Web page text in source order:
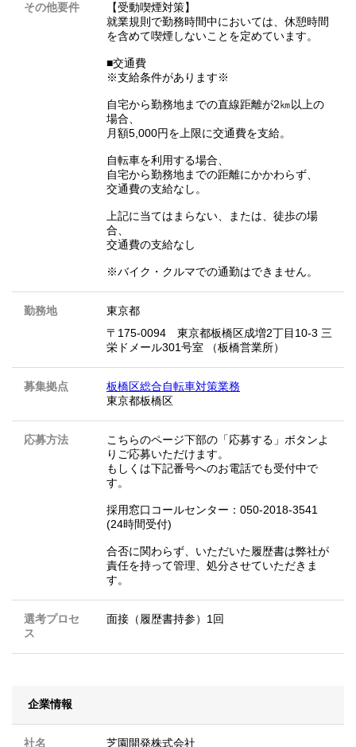
その他要件
【受動喫煙対策】
就業規則で勤務時間中においては、休憩時間
を含めて喫煙しないことを定めています。
■交通費
※支給条件があります※
自宅から勤務地までの直線距離が2㎞以上の
場合、
月額5,000円を上限に交通費を支給。
自転車を利用する場合、
自宅から勤務地までの距離にかかわらず、
交通費の支給なし。
上記に当てはまらない、または、徒歩の場
合、
交通費の支給なし
※バイク・クルマでの通勤はできません。
勤務地
東京都
〒175-0094 東京都板橋区成増2丁目10-3 三
栄ドメール301号室 （板橋営業所）
募集拠点
板橋区総合自転車対策業務
東京都板橋区
応募方法
こちらのページ下部の「応募する」ボタンよ
りご応募いただけます。
もしくは下記番号へのお電話でも受付中で
す。
採用窓口コールセンター：050-2018-3541
(24時間受付)
合否に関わらず、いただいた履歴書は弊社が
責任を持って管理、処分させていただきま
す。
選考プロセ
ス
面接（履歴書持参）1回
企業情報
社名 芝園開発株式会社